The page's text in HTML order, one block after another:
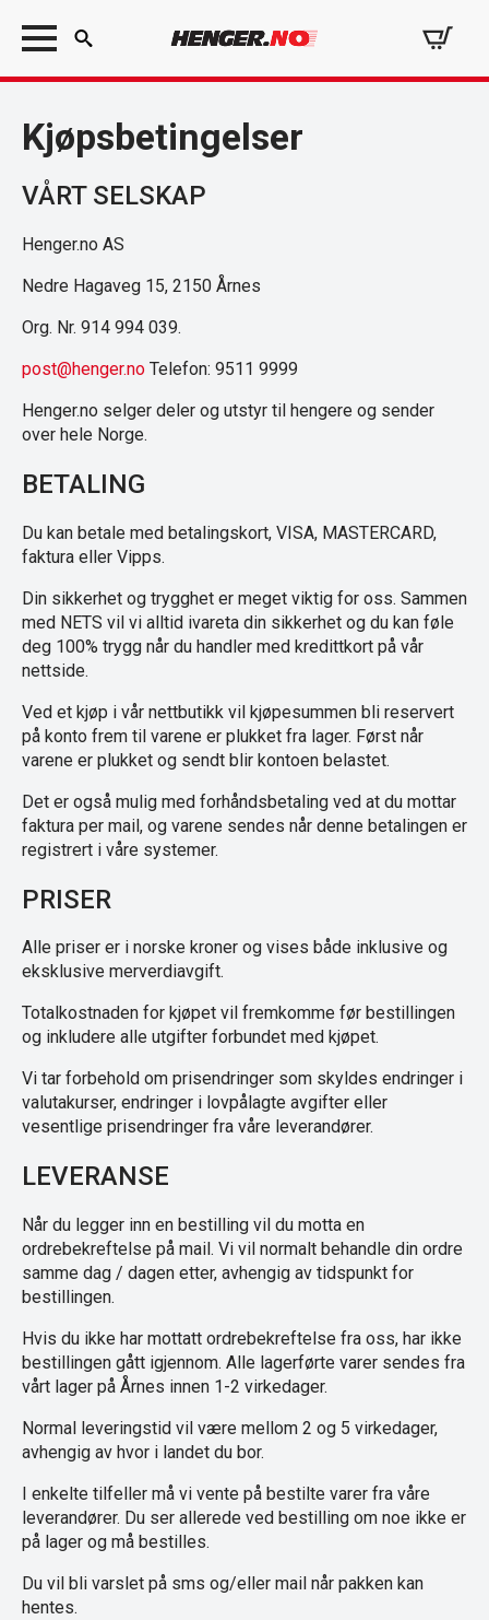
Search
Kjøpsbetingelser
VÅRT SELSKAP
Henger.no AS
Nedre Hagaveg 15, 2150 Årnes
Org. Nr. 914 994 039.
post@henger.no Telefon: 9511 9999
Henger.no selger deler og utstyr til hengere og sender
over hele Norge.
BETALING
Du kan betale med betalingskort, VISA, MASTERCARD,
faktura eller Vipps.
Din sikkerhet og trygghet er meget viktig for oss. Sammen
med NETS vil vi alltid ivareta din sikkerhet og du kan føle
deg 100% trygg når du handler med kredittkort på vår
nettside.
Ved et kjøp i vår nettbutikk vil kjøpesummen bli reservert
på konto frem til varene er plukket fra lager. Først når
varene er plukket og sendt blir kontoen belastet.
Det er også mulig med forhåndsbetaling ved at du mottar
faktura per mail, og varene sendes når denne betalingen er
registrert i våre systemer.
PRISER
Alle priser er i norske kroner og vises både inklusive og
eksklusive merverdiavgift.
Totalkostnaden for kjøpet vil fremkomme før bestillingen
og inkludere alle utgifter forbundet med kjøpet.
Vi tar forbehold om prisendringer som skyldes endringer i
valutakurser, endringer i lovpålagte avgifter eller
vesentlige prisendringer fra våre leverandører.
LEVERANSE
Når du legger inn en bestilling vil du motta en
ordrebekreftelse på mail. Vi vil normalt behandle din ordre
samme dag / dagen etter, avhengig av tidspunkt for
bestillingen.
Hvis du ikke har mottatt ordrebekreftelse fra oss, har ikke
bestillingen gått igjennom. Alle lagerførte varer sendes fra
vårt lager på Årnes innen 1-2 virkedager.
Normal leveringstid vil være mellom 2 og 5 virkedager,
avhengig av hvor i landet du bor.
I enkelte tilfeller må vi vente på bestilte varer fra våre
leverandører. Du ser allerede ved bestilling om noe ikke er
på lager og må bestilles.
Du vil bli varslet på sms og/eller mail når pakken kan
hentes.